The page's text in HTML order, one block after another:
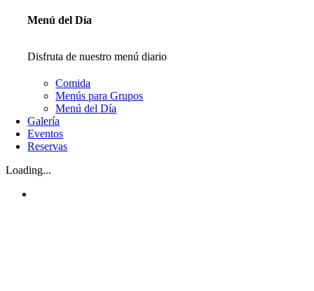
Menú del Día
Disfruta de nuestro menú diario
Comida
Menús para Grupos
Menú del Día
Galería
Eventos
Reservas
Loading...